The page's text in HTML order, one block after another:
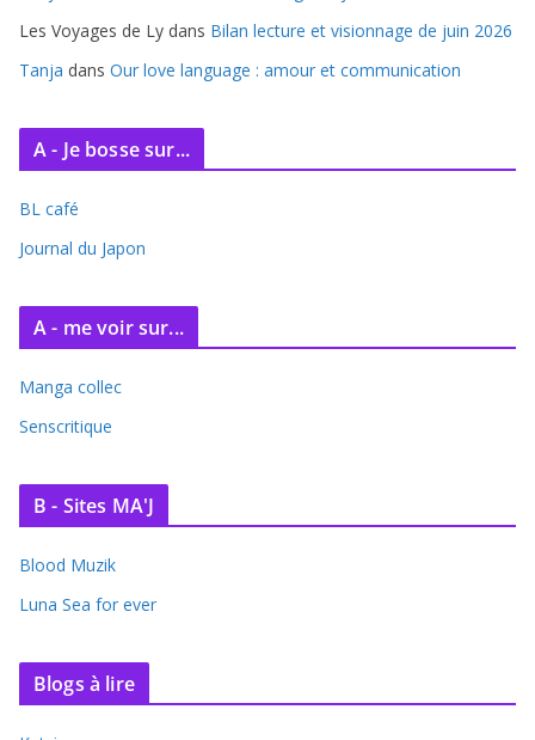
Les Voyages de Ly dans Bilan lecture et visionnage de juin 2026
Tanja dans Our love language : amour et communication
A - Je bosse sur...
BL café
Journal du Japon
A - me voir sur...
Manga collec
Senscritique
B - Sites MA'J
Blood Muzik
Luna Sea for ever
Blogs à lire